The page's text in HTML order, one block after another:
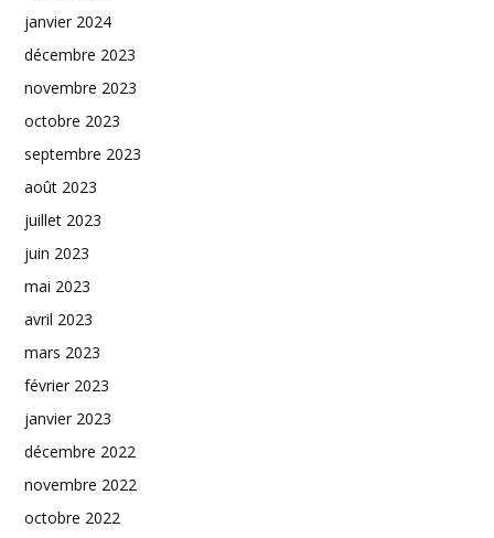
janvier 2024
décembre 2023
novembre 2023
octobre 2023
septembre 2023
août 2023
juillet 2023
juin 2023
mai 2023
avril 2023
mars 2023
février 2023
janvier 2023
décembre 2022
novembre 2022
octobre 2022